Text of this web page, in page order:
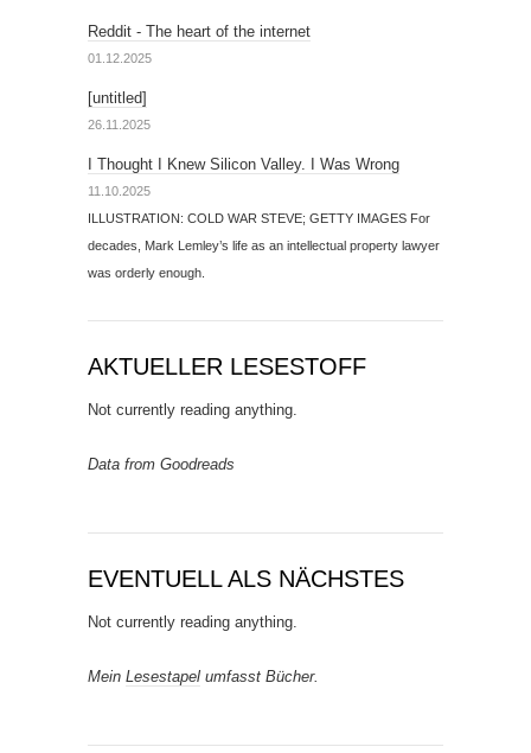
Reddit - The heart of the internet
01.12.2025
[untitled]
26.11.2025
I Thought I Knew Silicon Valley. I Was Wrong
11.10.2025
ILLUSTRATION: COLD WAR STEVE; GETTY IMAGES For
decades, Mark Lemley’s life as an intellectual property lawyer
was orderly enough.
AKTUELLER LESESTOFF
Not currently reading anything.
Data from Goodreads
EVENTUELL ALS NÄCHSTES
Not currently reading anything.
Mein Lesestapel umfasst Bücher.